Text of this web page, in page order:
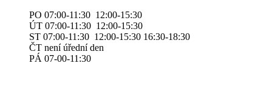
PO 07:00-11:30 12:00-15:30
ÚT 07:00-11:30 12:00-15:30
ST 07:00-11:30 12:00-15:30 16:30-18:30
ČT není úřední den
PÁ 07-00-11:30